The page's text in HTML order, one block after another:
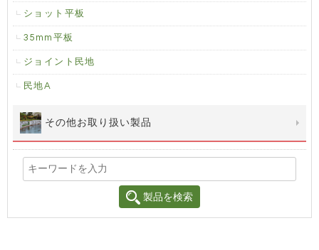
ショット平板
35mm平板
ジョイント民地
民地A
その他お取り扱い製品
製品を検索